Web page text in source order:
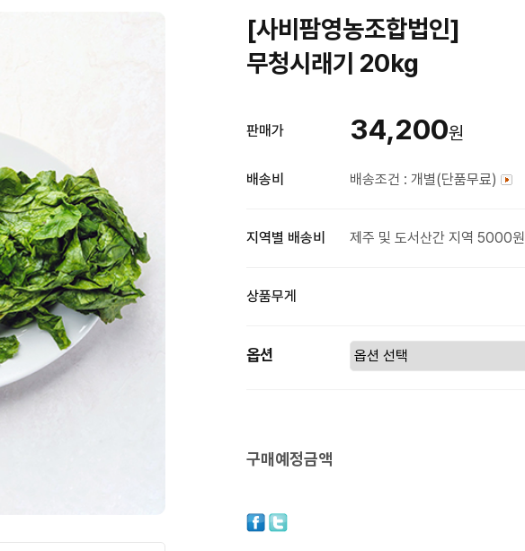
[사비팜영농조합법인]
무청시래기 20kg
판매가 34,200원
배송비 배송조건 : 개별(단품무료)
지역별 배송비 제주 및 도서산간 지역 5000원
상품무게
옵션
구매예정금액